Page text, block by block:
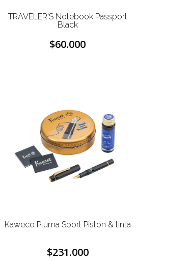
TRAVELER'S Notebook Passport
Black
$60.000
Kaweco Pluma Sport Piston & tinta
$231.000